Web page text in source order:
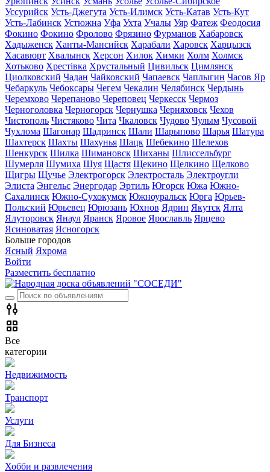
Уссурийск Усть-Джегута Усть-Илимск Усть-Катав Усть-Кут
Усть-Лабинск Устюжна Уфа Ухта Учалы Уяр Фатеж Феодосия
Фокино Фокино Фролово Фрязино Фурманов Хабаровск
Хадыженск Ханты-Мансийск Харабали Харовск Харцызск
Хасавюрт Хвалынск Херсон Хилок Химки Холм Холмск
Хотьково Хрестівка Хрустальный Цивильск Цимлянск
Циолковский Чадан Чайковский Чапаевск Чаплыгин Часов Яр
Чебаркуль Чебоксары Чегем Чекалин Челябинск Чердынь
Черемхово Черепаново Череповец Черкесск Чермоз
Черноголовка Черногорск Чернушка Черняховск Чехов
Чистополь Чистяково Чита Чкаловск Чудово Чулым Чусовой
Чухлома Шагонар Шадринск Шали Шарыпово Шарья Шатура
Шахтерск Шахты Шахунья Шацк Шебекино Шелехов
Шенкурск Шилка Шимановск Шиханы Шлиссельбург
Шумерля Шумиха Шуя Щастя Щекино Щелкино Щелково
Щигры Щучье Электрогорск Электросталь Электроугли
Элиста Энгельс Энергодар Эртиль Югорск Южа Южно-
Сахалинск Южно-Сухокумск Южноуральск Юрга Юрьев-
Польский Юрьевец Юрюзань Юхнов Ядрин Якутск Ялта
Ялуторовск Янаул Яранск Яровое Ярославль Ярцево
Ясиноватая Ясногорск
Больше городов
Ясный Яхрома
Войти
Разместить бесплатно
Все
категории
Недвижимость
Транспорт
Услуги
Для Бизнеса
Хобби и развлечения